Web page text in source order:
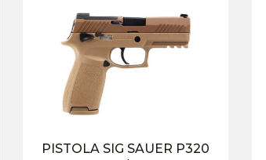
PISTOLA SIG SAUER P320